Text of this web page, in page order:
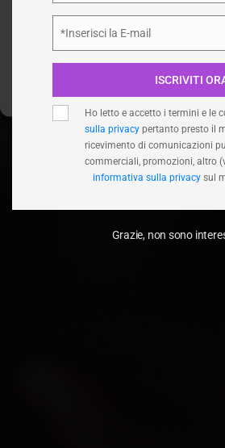
Accetta
Nega
Visualizza le
*Inserisci la E-mail
ISCRIVITI
Ho letto e accetto i termini e le
sulla privacy pertanto presto il
ricevimento di comunicazioni
commerciali, promozioni, altro
informativa sulla privacy sul
Grazie, non sono